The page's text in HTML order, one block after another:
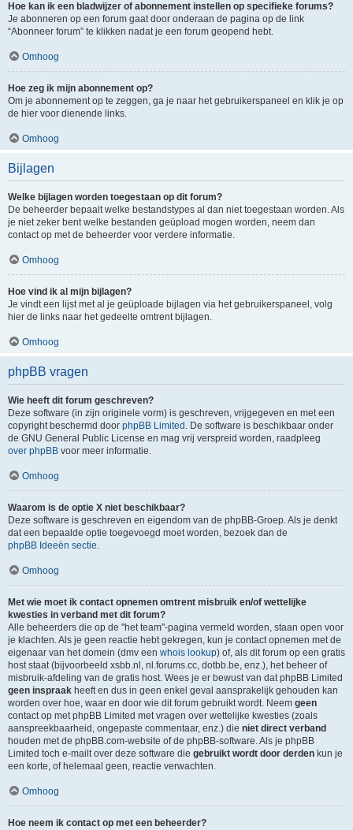
Hoe kan ik een bladwijzer of abonnement instellen op specifieke forums?
Je abonneren op een forum gaat door onderaan de pagina op de link
“Abonneer forum” te klikken nadat je een forum geopend hebt.
Omhoog
Hoe zeg ik mijn abonnement op?
Om je abonnement op te zeggen, ga je naar het gebruikerspaneel en klik je op
de hier voor dienende links.
Omhoog
Bijlagen
Welke bijlagen worden toegestaan op dit forum?
De beheerder bepaalt welke bestandstypes al dan niet toegestaan worden. Als
je niet zeker bent welke bestanden geüpload mogen worden, neem dan
contact op met de beheerder voor verdere informatie.
Omhoog
Hoe vind ik al mijn bijlagen?
Je vindt een lijst met al je geüploade bijlagen via het gebruikerspaneel, volg
hier de links naar het gedeelte omtrent bijlagen.
Omhoog
phpBB vragen
Wie heeft dit forum geschreven?
Deze software (in zijn originele vorm) is geschreven, vrijgegeven en met een
copyright beschermd door phpBB Limited . De software is beschikbaar onder
de GNU General Public License en mag vrij verspreid worden, raadpleeg
over phpBB voor meer informatie.
Omhoog
Waarom is de optie X niet beschikbaar?
Deze software is geschreven en eigendom van de phpBB-Groep. Als je denkt
dat een bepaalde optie toegevoegd moet worden, bezoek dan de
phpBB Ideeën sectie.
Omhoog
Met wie moet ik contact opnemen omtrent misbruik en/of wettelijke
kwesties in verband met dit forum?
Alle beheerders die op de "het team"-pagina vermeld worden, staan open voor
je klachten. Als je geen reactie hebt gekregen, kun je contact opnemen met de
eigenaar van het domein (dmv een whois lookup) of, als dit forum op een gratis
host staat (bijvoorbeeld xsbb.nl, nl.forums.cc, dotbb.be, enz.), het beheer of
misbruik-afdeling van de gratis host. Wees je er bewust van dat phpBB Limited
geen inspraak heeft en dus in geen enkel geval aansprakelijk gehouden kan
worden over hoe, waar en door wie dit forum gebruikt wordt. Neem geen
contact op met phpBB Limited met vragen over wettelijke kwesties (zoals
aanspreekbaarheid, ongepaste commentaar, enz.) die niet direct verband
houden met de phpBB.com-website of de phpBB-software. Als je phpBB
Limited toch e-mailt over deze software die gebruikt wordt door derden kun je
een korte, of helemaal geen, reactie verwachten.
Omhoog
Hoe neem ik contact op met een beheerder?